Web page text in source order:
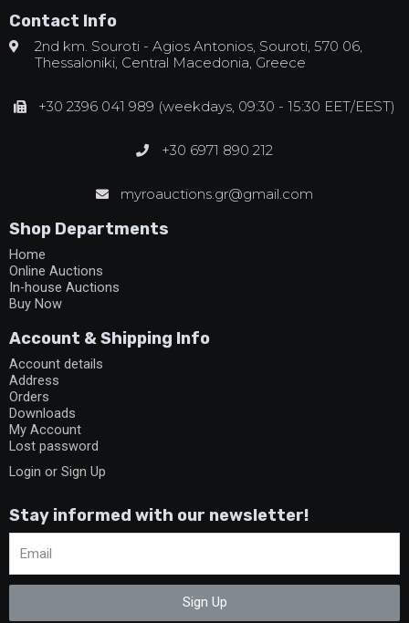
Contact Info
2nd km. Souroti - Agios Antonios, Souroti, 570 06,
Thessaloniki, Central Macedonia, Greece
+30 2396 041 989 (weekdays, 09:30 - 15:30 EET/EEST)
+30 6971 890 212
myroauctions.gr@gmail.com
Shop Departments
Home
Online Auctions
In-house Auctions
Buy Now
Account & Shipping Info
Account details
Address
Orders
Downloads
My Account
Lost password
Login or Sign Up
Stay informed with our newsletter!
Sign Up